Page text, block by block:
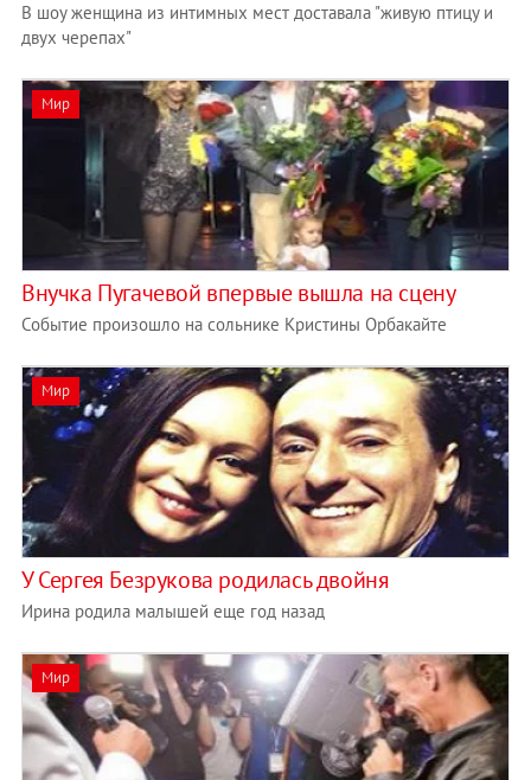
В шоу женщина из интимных мест доставала "живую птицу и
двух черепах"
Мир
Внучка Пугачевой впервые вышла на сцену
Событие произошло на сольнике Кристины Орбакайте
Мир
У Сергея Безрукова родилась двойня
Ирина родила малышей еще год назад
Мир